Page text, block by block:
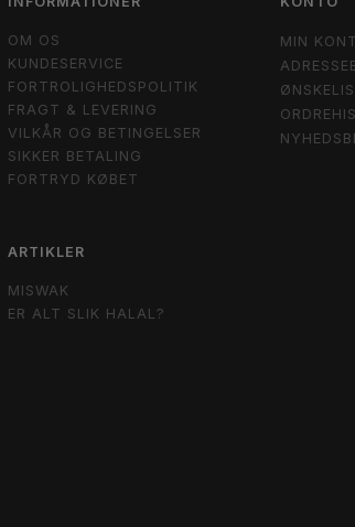
OM OS
KUNDESERVICE
FORTROLIGHEDSPOLITIK
FRAGT & LEVERING
VILKÅR OG BETINGELSER
SIKKER BETALING
FORTRYD KØBET
ARTIKLER
MISWAK
ER ALT SLIK HALAL?
MIN